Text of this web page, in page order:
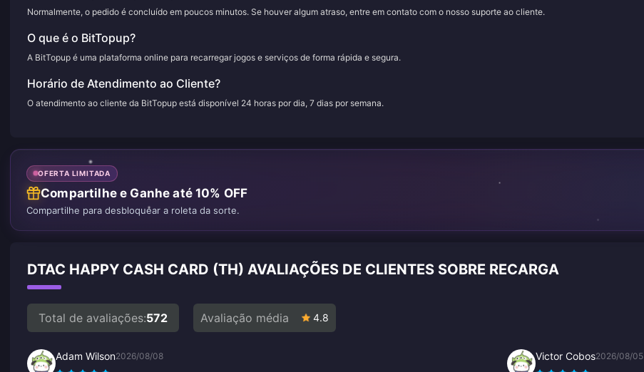
Normalmente, o pedido é concluído em poucos minutos. Se houver algum atraso, entre em contato com o nosso suporte ao cliente.
O que é o BitTopup?
A BitTopup é uma plataforma online para recarregar jogos e serviços de forma rápida e segura.
Horário de Atendimento ao Cliente?
O atendimento ao cliente da BitTopup está disponível 24 horas por dia, 7 dias por semana.
OFERTA LIMITADA
Compartilhe e Ganhe até 10% OFF
Compartilhe para desbloquear a roleta da sorte.
DTAC HAPPY CASH CARD (TH) AVALIAÇÕES DE CLIENTES SOBRE RECARGA
Total de avaliações:572 Avaliação média 4.8
Adam Wilson2026/08/08 Victor Cobos2026/08/05